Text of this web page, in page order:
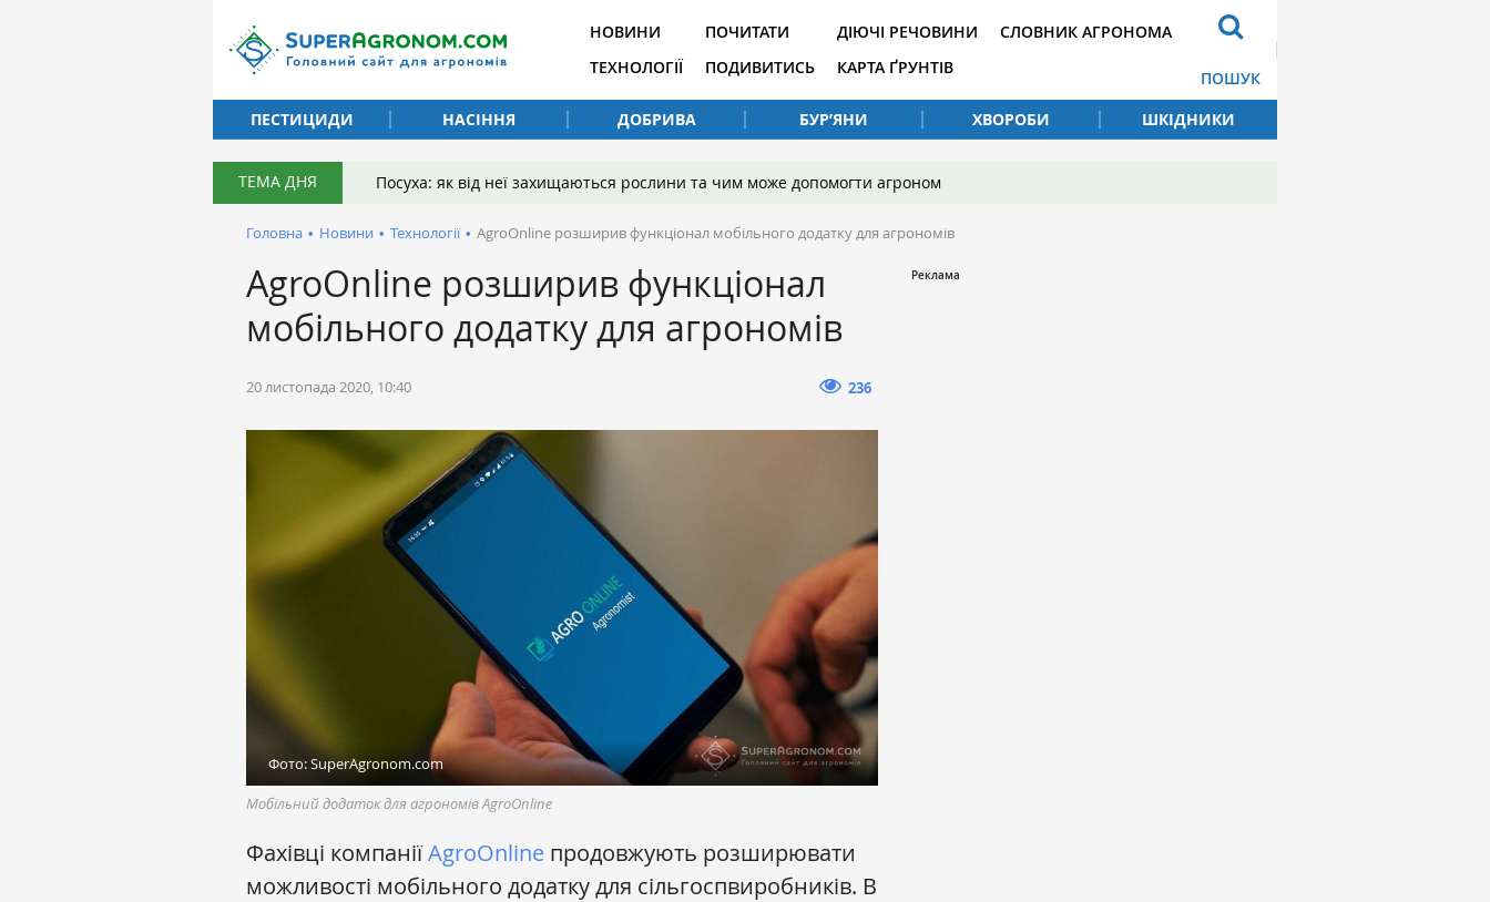
НОВИНИ
ТЕХНОЛОГІЇ
ПОЧИТАТИ
ПОДИВИТИСЬ
ДІЮЧІ РЕЧОВИНИ
КАРТА ҐРУНТІВ
СЛОВНИК АГРОНОМА
ПОШУК
ПЕСТИЦИДИ
НАСІННЯ ДОБРИВА БУР’ЯНИ ХВОРОБИ ШКІДНИКИ
ТЕМА ДНЯ Посуха: як від неї захищаються рослини та чим може допомогти агроном
Головна • Новини • Технології • AgroOnline розширив функціонал мобільного додатку для агрономів
AgroOnline розширив функціонал
мобільного додатку для агрономів
20 листопада 2020, 10:40 236
Фото: SuperAgronom.com
Мобільний додаток для агрономів AgroOnline
Фахівці компаніїAgroOnline продовжують розширювати
можливості мобільного додатку для сільгоспвиробників. В